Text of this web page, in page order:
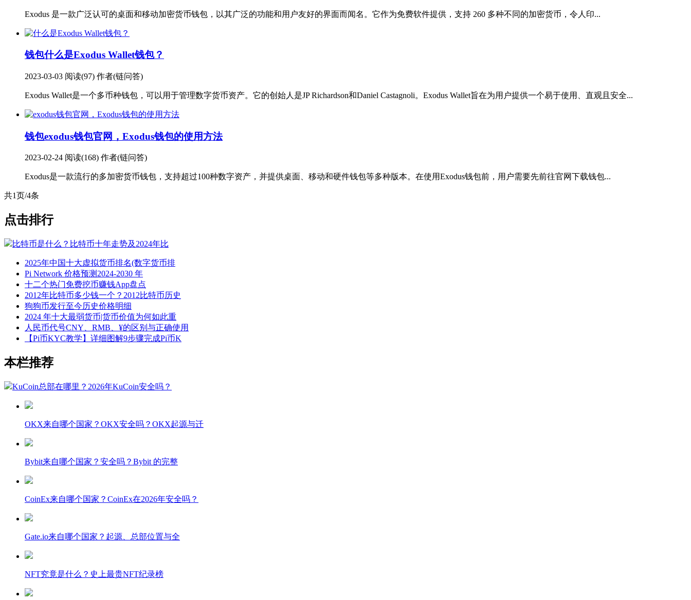
Exodus 是一款广泛认可的桌面和移动加密货币钱包，以其广泛的功能和用户友好的界面而闻名。它作为免费软件提供，支持 260 多种不同的加密货币，令人印...
钱包什么是Exodus Wallet钱包？
2023-03-03 阅读(97) 作者(链问答)
Exodus Wallet是一个多币种钱包，可以用于管理数字货币资产。它的创始人是JP Richardson和Daniel Castagnoli。Exodus Wallet旨在为用户提供一个易于使用、直观且安全...
钱包exodus钱包官网，Exodus钱包的使用方法
2023-02-24 阅读(168) 作者(链问答)
Exodus是一款流行的多加密货币钱包，支持超过100种数字资产，并提供桌面、移动和硬件钱包等多种版本。在使用Exodus钱包前，用户需要先前往官网下载钱包...
共1页/4条
点击排行
比特币是什么？比特币十年走势及2024年比
2025年中国十大虚拟货币排名(数字货币排
Pi Network 价格预测2024-2030 年
十二个热门免费挖币赚钱App盘点
2012年比特币多少钱一个？2012比特币历史
狗狗币发行至今历史价格明细
2024 年十大最弱货币|货币价值为何如此重
人民币代号CNY、RMB、¥的区别与正确使用
【Pi币KYC教学】详细图解9步骤完成Pi币K
本栏推荐
KuCoin总部在哪里？2026年KuCoin安全吗？
OKX来自哪个国家？OKX安全吗？OKX起源与迁
Bybit来自哪个国家？安全吗？Bybit 的完整
CoinEx来自哪个国家？CoinEx在2026年安全吗？
Gate.io来自哪个国家？起源、总部位置与全
NFT究竟是什么？史上最贵NFT纪录榜